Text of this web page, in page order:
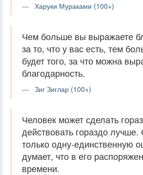
Харуки Мураками (100+)
Чем больше вы выражаете
за то, что у вас есть, тем
будет того, за что можна
благодарность.
Зиг Зиглар (100+)
Человек может сделать
действовать гораздо лучше.
только одну-единственную
думает, что в его
времени.